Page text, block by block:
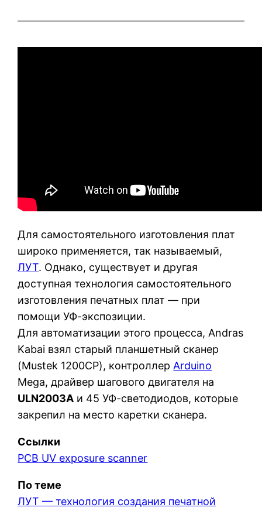
Для самостоятельного изготовления плат
широко применяется, так называемый,
ЛУТ. Однако, существует и другая
доступная технология самостоятельного
изготовления печатных плат — при
помощи УФ-экспозиции.
Для автоматизации этого процесса, Andras
Kabai взял старый планшетный сканер
(Mustek 1200CP), контроллерArduino
Mega, драйвер шагового двигателя на
ULN2003A и 45 УФ-светодиодов, которые
закрепил на место каретки сканера.
Ссылки
PCB UV exposure scanner
По теме
ЛУТ — технология создания печатной